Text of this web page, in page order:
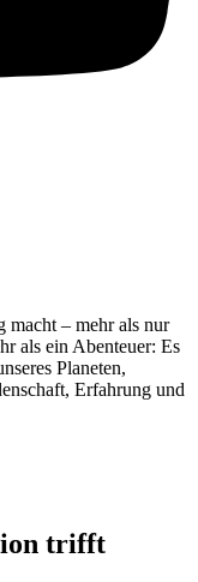
macht – mehr als nur
als ein Abenteuer: Es
Planeten,
Erfahrung und
trifft